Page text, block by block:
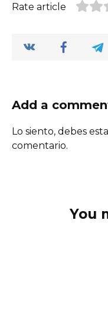
Rate article
Add a
Lo siento, debes
comentario.
You